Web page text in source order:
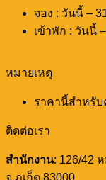
จอง : วันนี้ –
เข้าพัก : วันนี้
หมายเหตุ
ราคานี้สำหรั
ติดต่อเรา
สำนักงาน: 126/42
จ.ภูเก็ต 83000